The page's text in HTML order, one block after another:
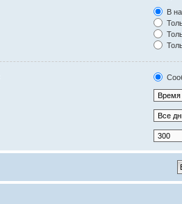
В